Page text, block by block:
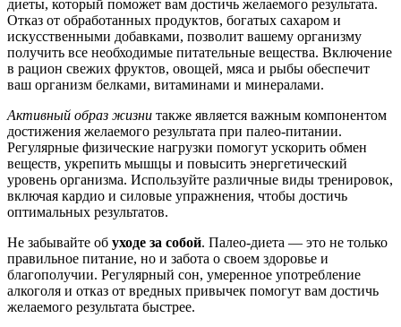
диеты, который поможет вам достичь желаемого результата.
Отказ от обработанных продуктов, богатых сахаром и
искусственными добавками, позволит вашему организму
получить все необходимые питательные вещества. Включение
в рацион свежих фруктов, овощей, мяса и рыбы обеспечит
ваш организм белками, витаминами и минералами.
Активный образ жизни также является важным компонентом
достижения желаемого результата при палео-питании.
Регулярные физические нагрузки помогут ускорить обмен
веществ, укрепить мышцы и повысить энергетический
уровень организма. Используйте различные виды тренировок,
включая кардио и силовые упражнения, чтобы достичь
оптимальных результатов.
Не забывайте об уходе за собой. Палео-диета — это не только
правильное питание, но и забота о своем здоровье и
благополучии. Регулярный сон, умеренное употребление
алкоголя и отказ от вредных привычек помогут вам достичь
желаемого результата быстрее.